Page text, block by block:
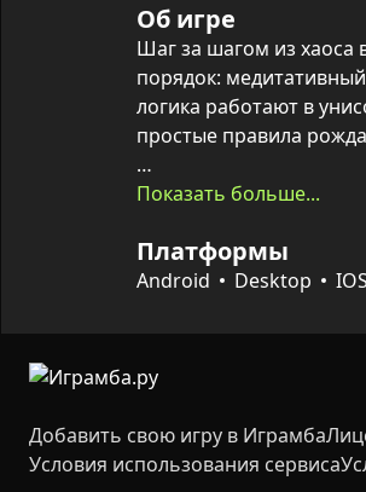
Об игре
Шаг за шагом из хаоса
порядок:
логика работают в
простые правила
Тысячи уникальных
приносит новый вызов.
мышление,
Показать больше...
Платформы
Android Desktop IOS
Добавить свою игру в Играмба
Условия использования сервиса